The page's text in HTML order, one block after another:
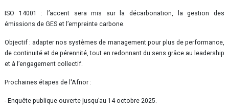
ISO 14001 : l’accent sera mis sur la décarbonation, la gestion des
émissions de GES et l’empreinte carbone.
Objectif : adapter nos systèmes de management pour plus de performance,
de continuité et de pérennité, tout en redonnant du sens grâce au leadership
et à l’engagement collectif.
Prochaines étapes de l'Afnor :
- Enquête publique ouverte jusqu’au 14 octobre 2025.